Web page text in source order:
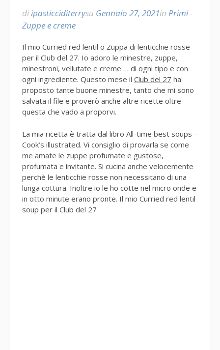
diipasticciditerrysu Gennaio 27, 2021in Primi -
Zuppe e creme
Il mio Curried red lentil o Zuppa di lenticchie rosse
per il Club del 27. Io adoro le minestre, zuppe,
minestroni, vellutate e creme … di ogni tipo e con
ogni ingrediente. Questo mese il Club del 27 ha
proposto tante buone minestre, tanto che mi sono
salvata il file e proverò anche altre ricette oltre
questa che vado a proporvi.
La mia ricetta è tratta dal libro All-time best soups –
Cook’s illustrated. Vi consiglio di provarla se come
me amate le zuppe profumate e gustose,
profumata e invitante. Si cucina anche velocemente
perchè le lenticchie rosse non necessitano di una
lunga cottura. Inoltre io le ho cotte nel micro onde e
in otto minute erano pronte. Il mio Curried red lentil
soup per il Club del 27